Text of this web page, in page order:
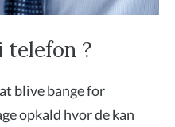
telefon ?
blive bange for
opkald hvor de kan